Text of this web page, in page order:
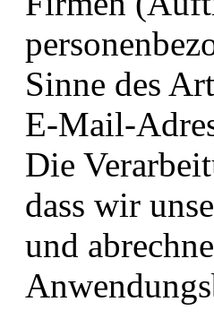
Sinne des
E-Mail-
Die
dass wir
und